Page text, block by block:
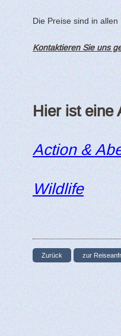
Die Preise sind in allen
Kontaktieren Sie uns
Hier ist eine
Action &
Wildlife
Zurück zur